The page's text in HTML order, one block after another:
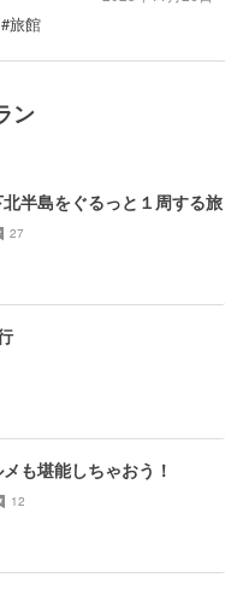
旅館
ン
半島をぐるっと１周する旅
27
も堪能しちゃおう！
12